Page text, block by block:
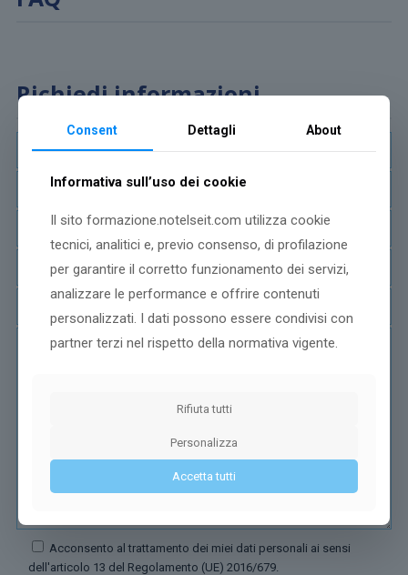
Richiedi informazioni
Acconsento al trattamento dei miei dati personali ai sensi
dell'articolo 13 del Regolamento (UE) 2016/679.
Consent Dettagli About
Informativa sull’uso dei cookie
Il sito formazione.notelseit.com utilizza cookie
tecnici, analitici e, previo consenso, di profilazione
per garantire il corretto funzionamento dei servizi,
analizzare le performance e offrire contenuti
personalizzati. I dati possono essere condivisi con
partner terzi nel rispetto della normativa vigente.
Rifiuta tutti
Personalizza
Accetta tutti